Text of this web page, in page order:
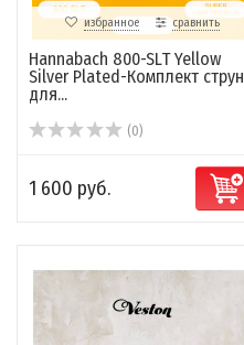
избранное сравнить
Hannabach 800-SLT Yellow
Silver Plated-Комплект струн
для...
(0)
1 600 руб.